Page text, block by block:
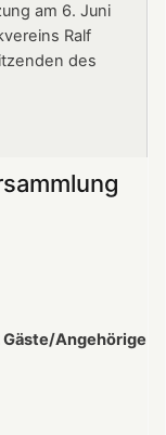
am 6. Juni
Ralf
des
Angehörige